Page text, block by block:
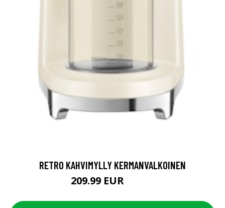
RETRO KAHVIMYLLY KERMANVALKOINEN
209.99 EUR